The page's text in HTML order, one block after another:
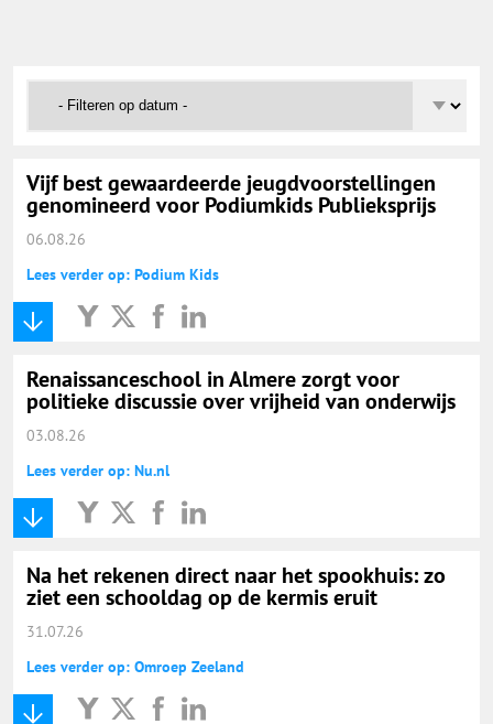
Yurls.net
Vacaturewijzer Basisonderwijs
Vijf best gewaardeerde jeugdvoorstellingen
genomineerd voor Podiumkids Publieksprijs
06.08.26
Lees verder op: Podium Kids
Renaissanceschool in Almere zorgt voor
politieke discussie over vrijheid van onderwijs
03.08.26
Lees verder op: Nu.nl
Na het rekenen direct naar het spookhuis: zo
ziet een schooldag op de kermis eruit
31.07.26
Lees verder op: Omroep Zeeland